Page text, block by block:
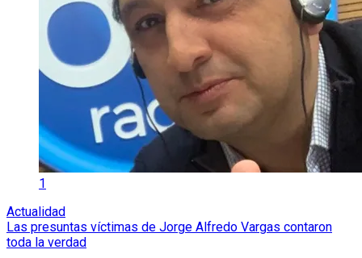
1
Actualidad
Las presuntas víctimas de Jorge Alfredo Vargas contaron
toda la verdad